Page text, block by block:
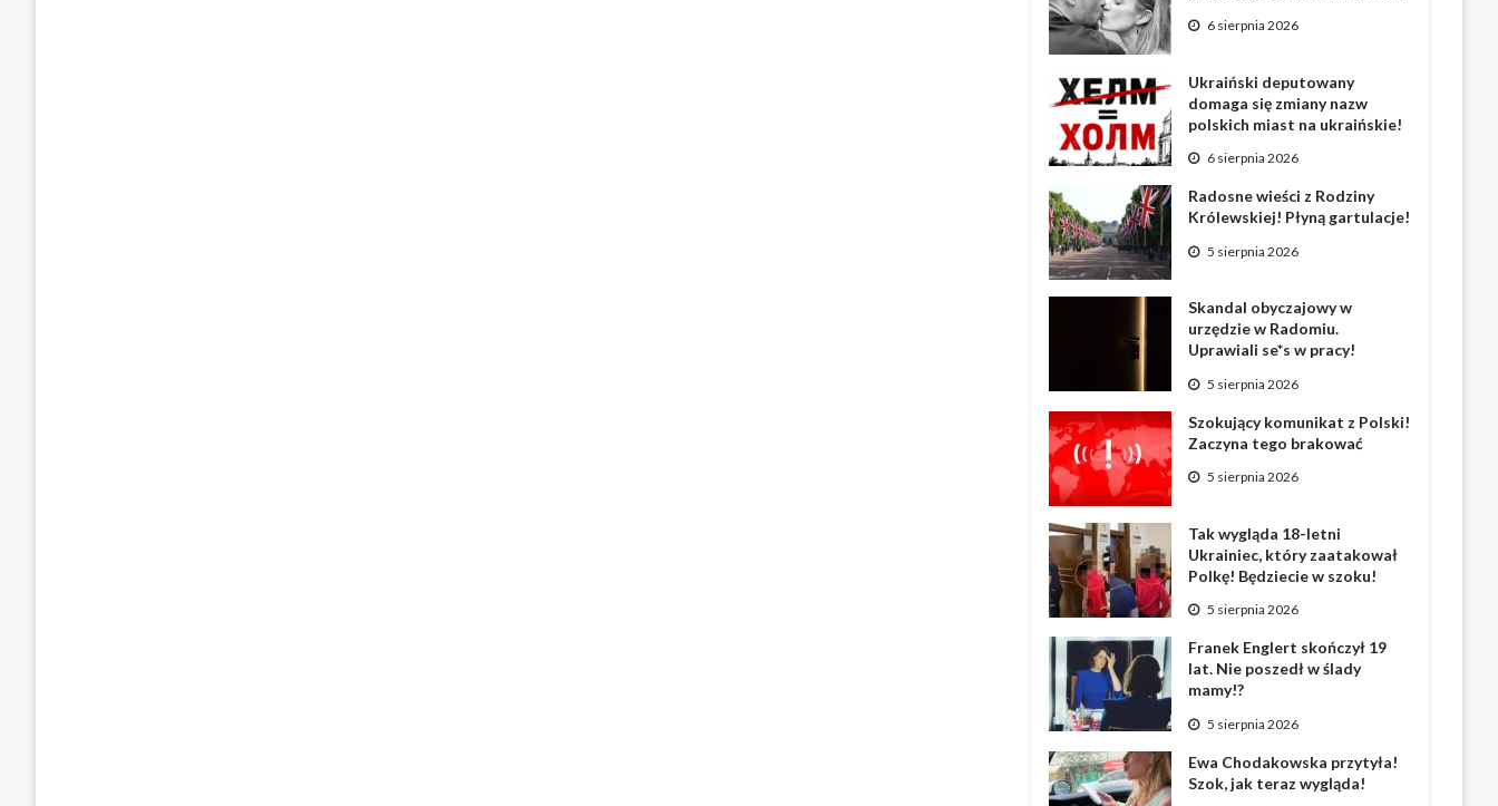
6 sierpnia 2026
Ukraiński deputowany
domaga się zmiany nazw
polskich miast na ukraińskie!
6 sierpnia 2026
Radosne wieści z Rodziny
Królewskiej! Płyną gartulacje!
5 sierpnia 2026
Skandal obyczajowy w
urzędzie w Radomiu.
Uprawiali se*s w pracy!
5 sierpnia 2026
Szokujący komunikat z Polski!
Zaczyna tego brakować
5 sierpnia 2026
Tak wygląda 18-letni
Ukrainiec, który zaatakował
Polkę! Będziecie w szoku!
5 sierpnia 2026
Franek Englert skończył 19
lat. Nie poszedł w ślady
mamy!?
5 sierpnia 2026
Ewa Chodakowska przytyła!
Szok, jak teraz wygląda!